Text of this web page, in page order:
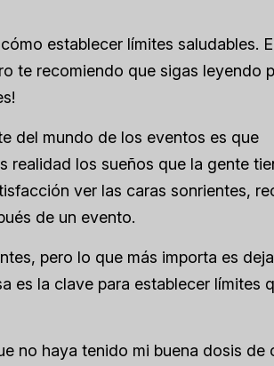
establecer límites saludables.
te recomiendo que sigas leyendo
del mundo de los eventos es que
realidad los sueños que la gente
ver las caras sonrientes,
de un evento.
pero lo que más importa es
es la clave para establecer límites
no haya tenido mi buena dosis de